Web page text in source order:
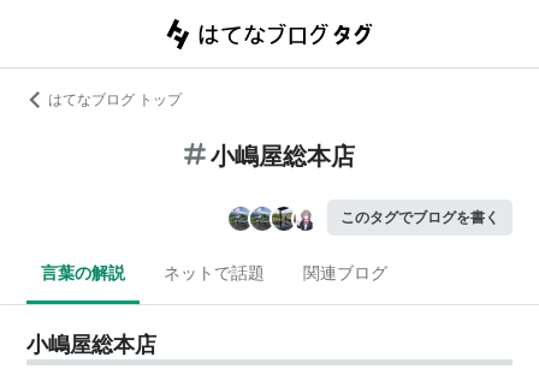
はてなブログ トップ
小嶋屋総本店
このタグでブログを書く
言葉の解説 ネットで話題 関連ブログ
小嶋屋総本店